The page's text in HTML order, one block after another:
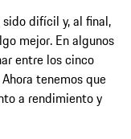
sido difícil y, al final,
mejor. En algunos
entre los cinco
tenemos que
a rendimiento y